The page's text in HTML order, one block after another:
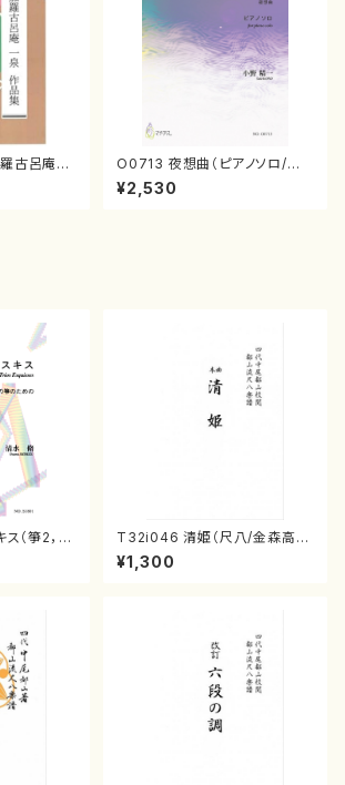
古呂庵一
O0713 夜想曲（ピアノソロ/小
野精一/楽譜）
¥2,530
（箏2，1
T32i046 清姫（尺八/金森高
山/楽譜）都山流公刊楽譜曲番：
45
¥1,300